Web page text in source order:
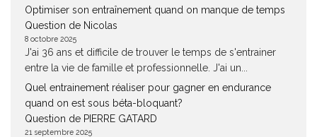
Optimiser son entraînement quand on manque de temps
Question de Nicolas
8 octobre 2025
J'ai 36 ans et difficile de trouver le temps de s'entrainer
entre la vie de famille et professionnelle. J'ai un...
Quel entrainement réaliser pour gagner en endurance
quand on est sous béta-bloquant?
Question de PIERRE GATARD
21 septembre 2025